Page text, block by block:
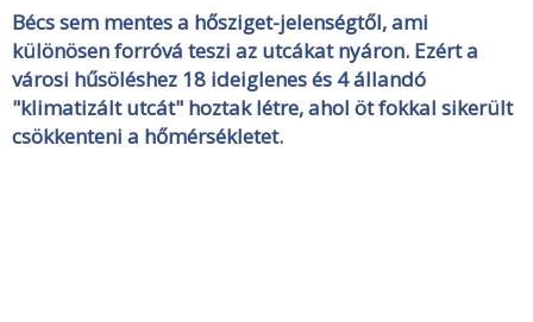
Bécs sem mentes a hősziget-jelenségtől, ami
különösen forróvá teszi az utcákat nyáron. Ezért a
városi hűsöléshez 18 ideiglenes és 4 állandó
"klimatizált utcát" hoztak létre, ahol öt fokkal sikerült
csökkenteni a hőmérsékletet.